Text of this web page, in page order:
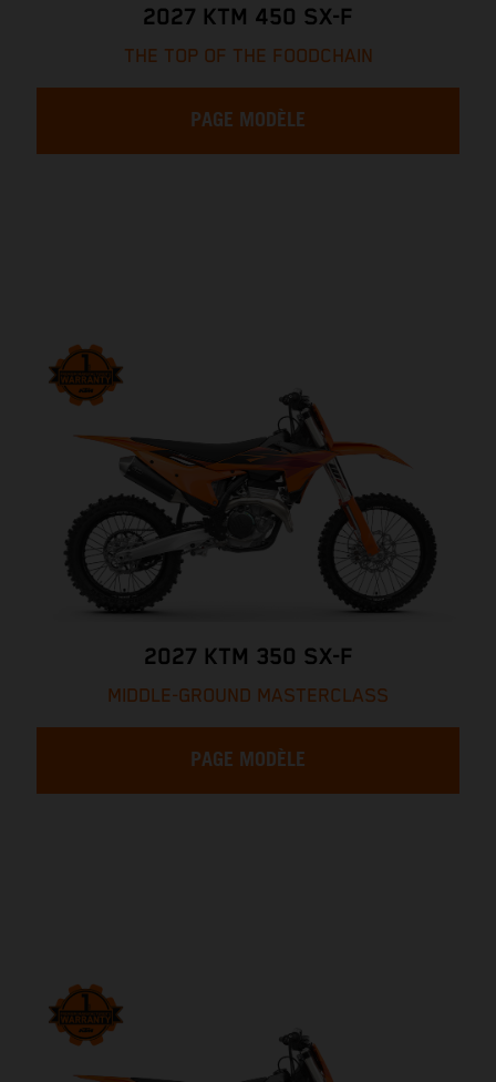
2027 KTM 450 SX-F
THE TOP OF THE FOODCHAIN
PAGE MODÈLE
2027 KTM 350 SX-F
MIDDLE-GROUND MASTERCLASS
PAGE MODÈLE